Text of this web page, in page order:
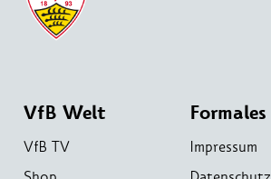
VfB Welt
VfB TV
Formales
Impressum